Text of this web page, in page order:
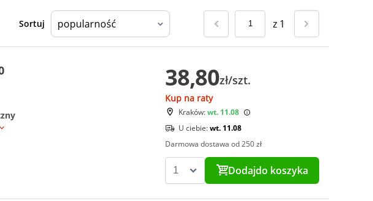
Sortuj z 1
38,80zł/szt.
Kup na raty
Kraków:wt. 11.08
U ciebie:wt. 11.08
Darmowa dostawa od 250 zł
Dodajdo koszyka